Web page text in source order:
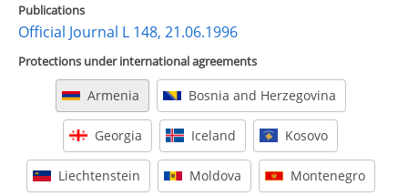
Publications
Official Journal L 148, 21.06.1996
Protections under international agreements
Armenia Bosnia and Herzegovina
Georgia Iceland Kosovo
Liechtenstein Moldova Montenegro